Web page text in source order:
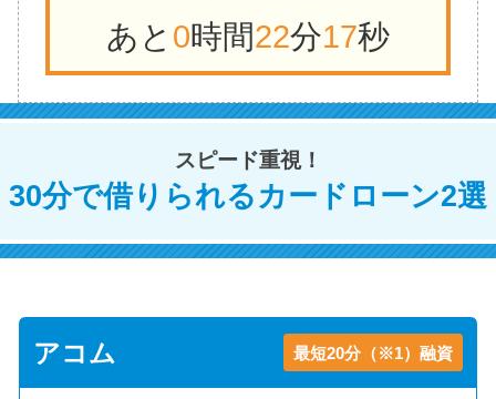
あと 0時間22分16秒
スピード重視！
30分で借りられるカードローン2選
アコム 最短20分（※1）融資